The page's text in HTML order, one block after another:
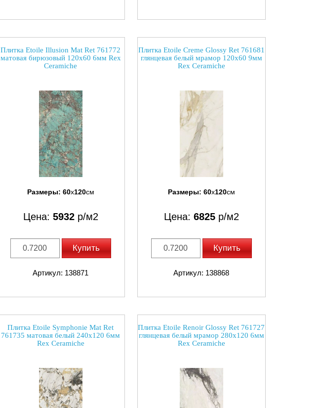
Плитка Etoile Illusion Mat Ret 761772
матовая бирюзовый 120x60 6мм Rex
Ceramiche
Размеры: 60x120см
Цена: 5932р/м2
Купить
Артикул: 138871
Плитка Etoile Creme Glossy Ret 761681
глянцевая белый мрамор 120x60 9мм
Rex Ceramiche
Размеры: 60x120см
Цена: 6825р/м2
Купить
Артикул: 138868
Плитка Etoile Symphonie Mat Ret
761735 матовая белый 240x120 6мм
Rex Ceramiche
Плитка Etoile Renoir Glossy Ret 761727
глянцевая белый мрамор 280x120 6мм
Rex Ceramiche